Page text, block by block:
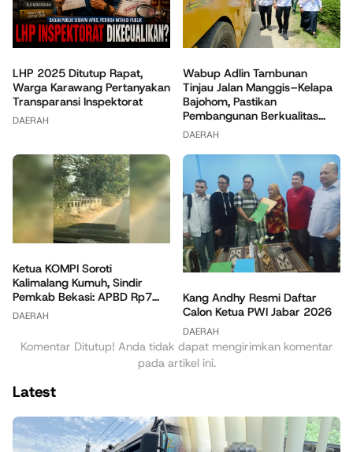
LHP 2025 Ditutup Rapat,
Warga Karawang Pertanyakan
Transparansi Inspektorat
DAERAH
Wabup Adlin Tambunan
Tinjau Jalan Manggis–Kelapa
Bajohom, Pastikan
Pembangunan Berkualitas...
DAERAH
Ketua KOMPI Soroti
Kalimalang Kumuh, Sindir
Pemkab Bekasi: APBD Rp7...
DAERAH
Kang Andhy Resmi Daftar
Calon Ketua PWI Jabar 2026
DAERAH
Komentar Ditutup! Anda tidak dapat mengirimkan komentar
pada artikel ini.
Latest